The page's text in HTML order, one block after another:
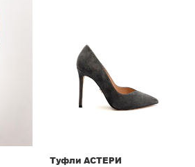
Туфли АСТЕРИ